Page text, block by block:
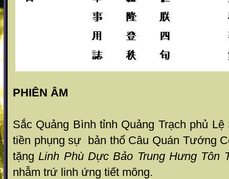
PHIÊN ÂM
Sắc Quảng Bình tỉnh Quảng Trạch phủ
tiền phụng sự bản thổ Câu Quán Tướng
tặngLinh Phù Dực Bảo Trung Hưng Tôn
nhẫm trứ linh ứng tiết mông.